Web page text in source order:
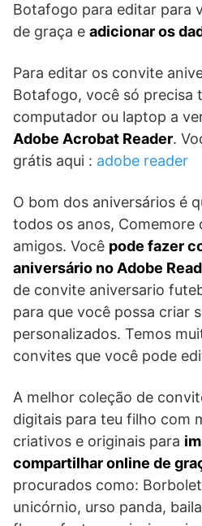
Botafogo para editar para
de graça e adicionar os
Para editar os convite
Botafogo, você só precisa
computador ou laptop a
Adobe Acrobat Reader.
grátis aqui : adobe reader
O bom dos aniversários é
todos os anos, Comemore
amigos. Você pode fazer
aniversário no Adobe
de convite aniversario
para que você possa criar
personalizados. Temos
convites que você pode
A melhor coleção de
digitais para teu filho com
criativos e originais para
compartilhar online de
procurados como:
unicórnio, urso panda,